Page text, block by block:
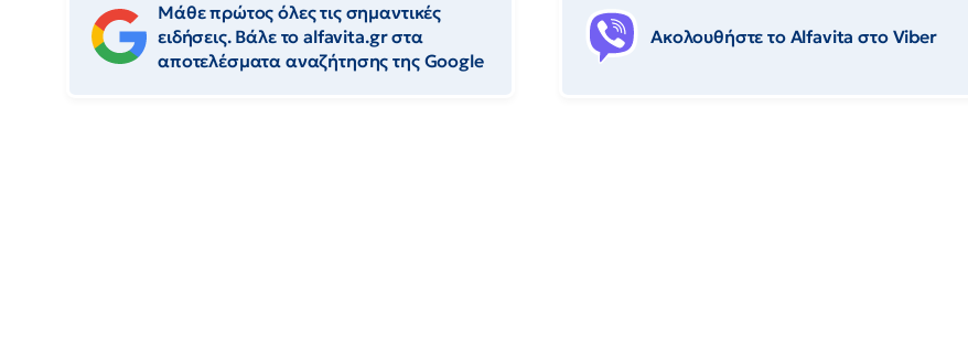
Μάθε πρώτος όλες τις σημαντικές
ειδήσεις. Βάλε το alfavita.gr στα
αποτελέσματα αναζήτησης της Google
Ακολουθήστε το Αlfavita στο Viber